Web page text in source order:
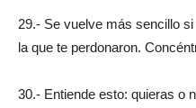
29.- Se vuelve más sencillo
la que te perdonaron.
30.- Entiende esto: quieras o